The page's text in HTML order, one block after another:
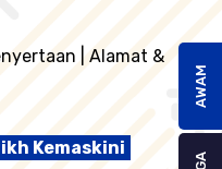
AWAM
|Alamat &
Kemaskini